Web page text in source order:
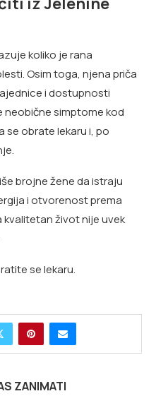
koliko je rana
Osim toga, njena priča
i dostupnosti
neobične simptome kod
se obrate lekaru i, po
brojne žene da istraju
i otvorenost prema
život nije uvek
se lekaru.
ZANIMATI